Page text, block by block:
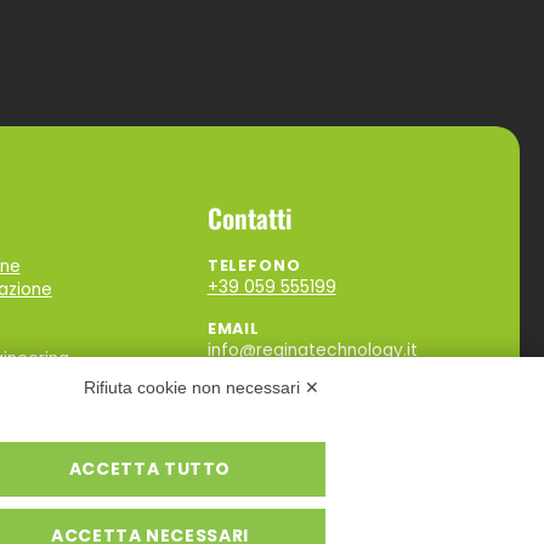
Contatti
TELEFONO
+39 059 555199
EMAIL
info@reginatechnology.it
SOCIAL
Rifiuta cookie non necessari ✕
ACCETTA TUTTO
ACCETTA NECESSARI